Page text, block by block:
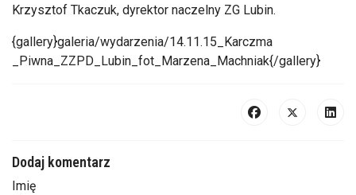
Krzysztof Tkaczuk, dyrektor naczelny ZG Lubin.
{gallery}galeria/wydarzenia/14.11.15_Karczma
_Piwna_ZZPD_Lubin_fot_Marzena_Machniak{/gallery}
Dodaj komentarz
Imię